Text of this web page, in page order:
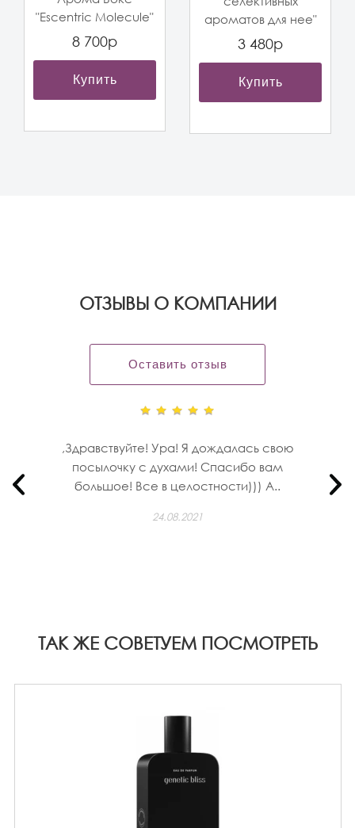
"Escentric Molecule"
8 700р
Купить
ароматов для нее"
3 480р
Купить
OТЗЫВЫ О КОМПАНИИ
Оставить отзыв
,Здравствуйте! Ура! Я дождалась свою
посылочку с духами! Спасибо вам
большое! Все в целостности))) А..
24.08.2021
ТАК ЖЕ СОВЕТУЕМ ПОСМОТРЕТЬ